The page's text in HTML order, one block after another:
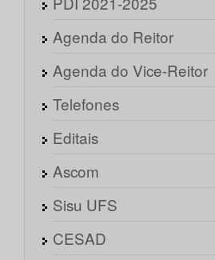
Agenda do Reitor
Agenda do Vice-Reitor
Telefones
Editais
Ascom
Sisu UFS
CESAD